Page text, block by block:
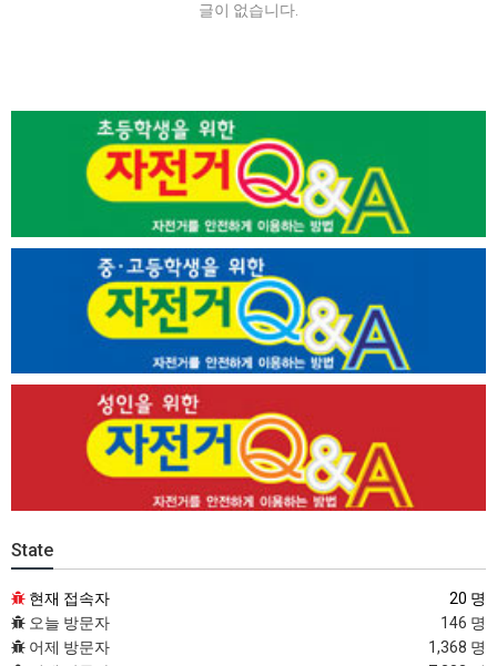
글이 없습니다.
State
현재 접속자
20 명
오늘 방문자
146 명
어제 방문자
1,368 명